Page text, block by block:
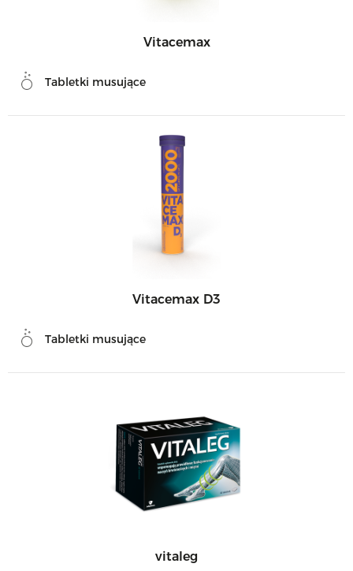
Vitacemax
Tabletki musujące
Vitacemax D3
Tabletki musujące
vitaleg